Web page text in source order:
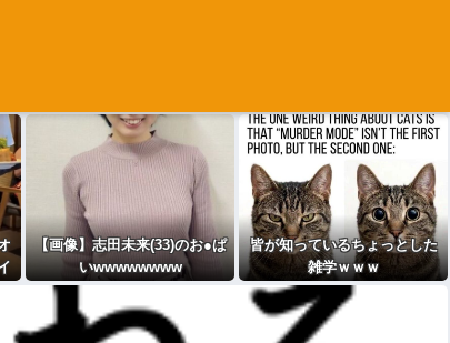
【画像】志田未来(33)のお●ぱ
いwwwwwwww
皆が知っているちょっとした
雑学ｗｗｗ